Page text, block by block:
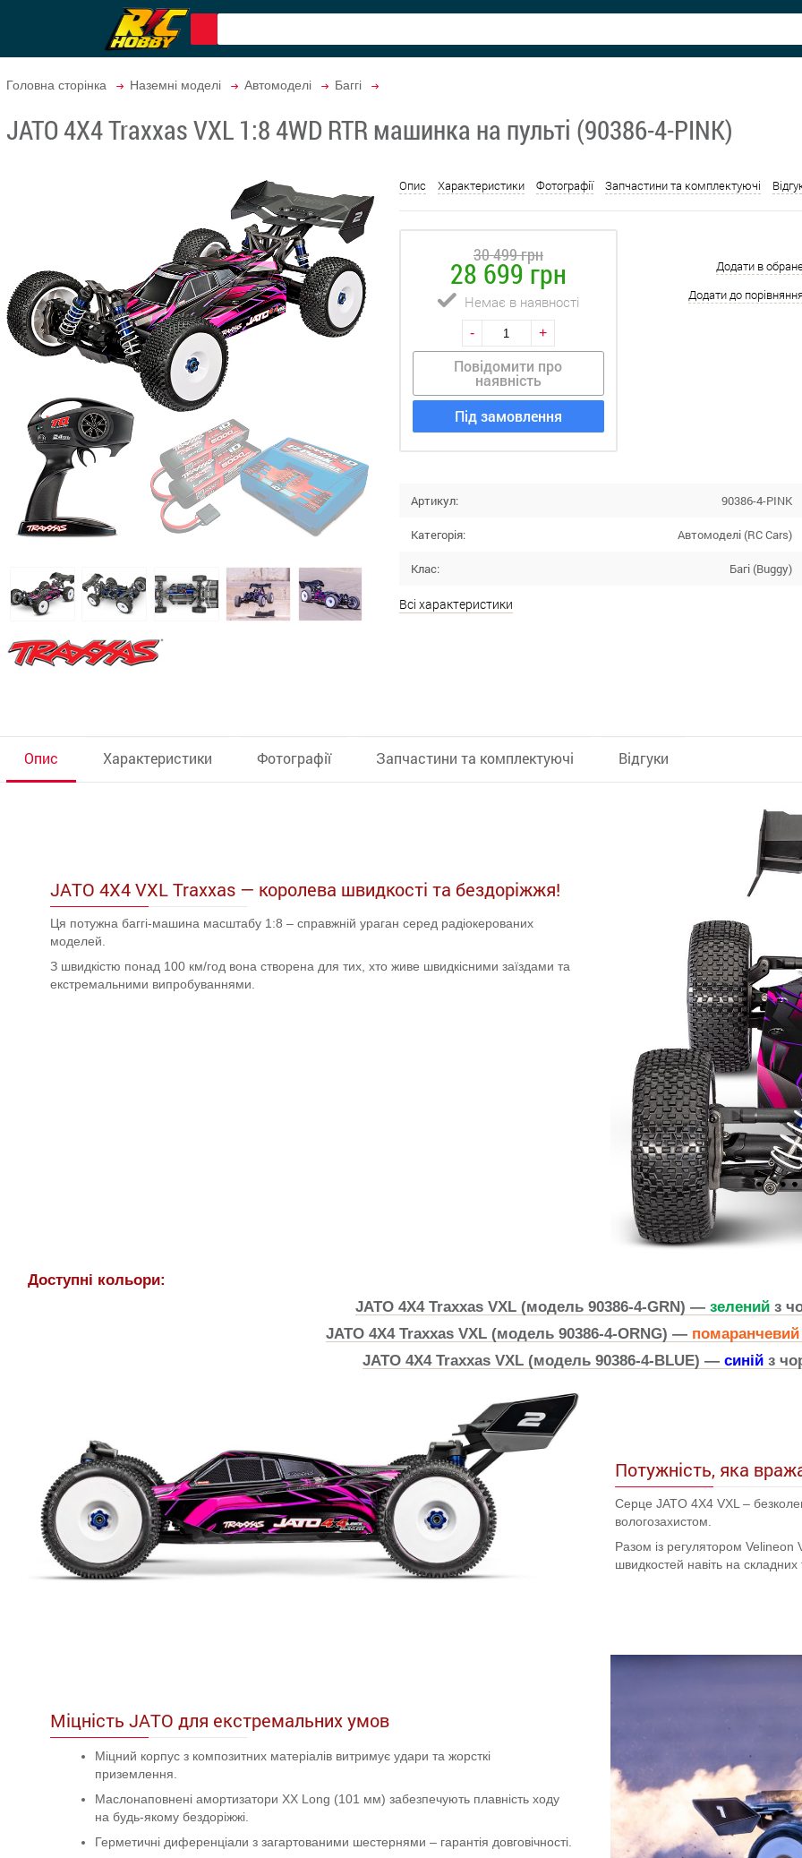
Головна сторінка Наземні моделі Автомоделі Баггі
JATO 4X4 Traxxas VXL 1:8 4WD RTR машинка на пульті (90386-4-PINK)
Опис Характеристики Фотографії Запчастини та комплектуючі
30 499 грн
28 699 грн
Немає в наявності
- +
Повідомити про
наявність
Під замовлення
Додати в
Додати до
Артикул: 90386-4-PINK
Категорія: Автомоделі (RC Cars)
Клас: Багі (Buggy)
Всі характеристики
Опис
JATO 4X4 VXL Traxxas — королева швидкості та бездоріжжя!
Ця потужна баггі-машина масштабу 1:8 – справжній ураган серед радіокерованих
моделей.
З швидкістю понад 100 км/год вона створена для тих, хто живе швидкісними заїздами та
екстремальними випробуваннями.
Доступні кольори:
JATO 4X4 Traxxas VXL (модель 90386-4-GRN) —зелений з
JATO 4X4 Traxxas VXL (модель 90386-4-ORNG) — помаранчевий
JATO 4X4 Traxxas VXL (модель 90386-4-BLUE) — синійз
Потужність, яка
Серце JATO 4X4 VXL –
вологозахистом.
Разом із регулятором
швидкостей навіть на складних
Міцність JATO для екстремальних умов
Міцний корпус з композитних матеріалів витримує удари та жорсткі
приземлення.
Маслонаповнені амортизатори XX Long (101 мм) забезпечують плавність ходу
на будь-якому бездоріжжі.
Герметичні диференціали з загартованими шестернями – гарантія довговічності.
Характеристики Фотографії Запчастини та комплектуючі Відгуки